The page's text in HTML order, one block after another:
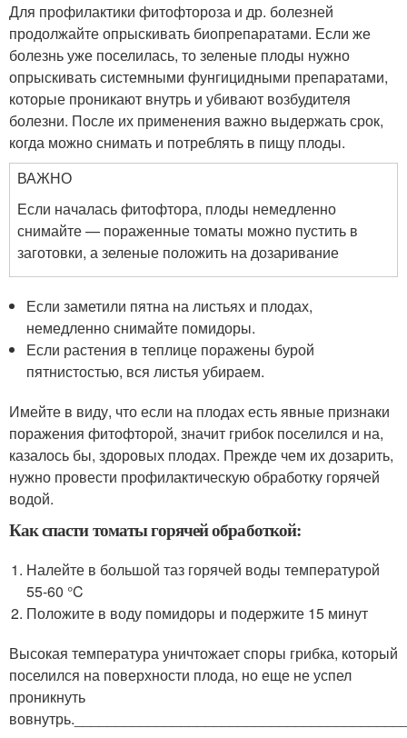
Для профилактики фитофтороза и др. болезней
продолжайте опрыскивать биопрепаратами. Если же
болезнь уже поселилась, то зеленые плоды нужно
опрыскивать системными фунгицидными препаратами,
которые проникают внутрь и убивают возбудителя
болезни. После их применения важно выдержать срок,
когда можно снимать и потреблять в пищу плоды.
ВАЖНО
Если началась фитофтора, плоды немедленно
снимайте — пораженные томаты можно пустить в
заготовки, а зеленые положить на дозаривание
Если заметили пятна на листьях и плодах,
немедленно снимайте помидоры.
Если растения в теплице поражены бурой
пятнистостью, вся листья убираем.
Имейте в виду, что если на плодах есть явные признаки
поражения фитофторой, значит грибок поселился и на,
казалось бы, здоровых плодах. Прежде чем их дозарить,
нужно провести профилактическую обработку горячей
водой.
Как спасти томаты горячей обработкой:
Налейте в большой таз горячей воды температурой
55-60 °C
Положите в воду помидоры и подержите 15 минут
Высокая температура уничтожает споры грибка, который
поселился на поверхности плода, но еще не успел
проникнуть